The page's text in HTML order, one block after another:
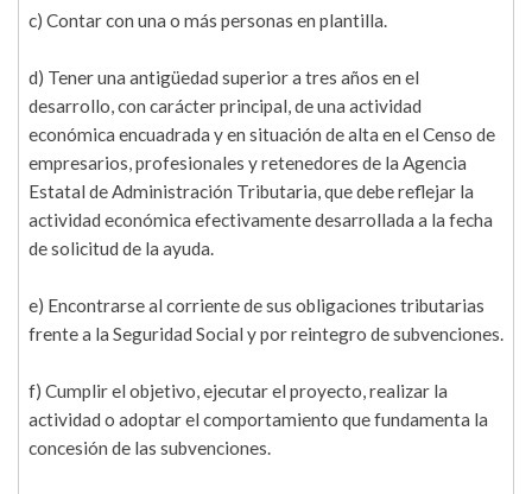
c) Contar con una o más personas en plantilla.
d) Tener una antigüedad superior a tres años en el
desarrollo, con carácter principal, de una actividad
económica encuadrada y en situación de alta en el Censo de
empresarios, profesionales y retenedores de la Agencia
Estatal de Administración Tributaria, que debe reflejar la
actividad económica efectivamente desarrollada a la fecha
de solicitud de la ayuda.
e) Encontrarse al corriente de sus obligaciones tributarias
frente a la Seguridad Social y por reintegro de subvenciones.
f) Cumplir el objetivo, ejecutar el proyecto, realizar la
actividad o adoptar el comportamiento que fundamenta la
concesión de las subvenciones.